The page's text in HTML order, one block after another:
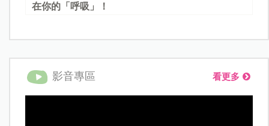
在你的「呼吸」！
影音專區 看更多